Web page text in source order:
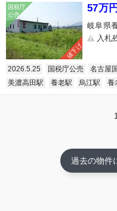
値下げ
57万
岐阜県
入札
2026.5.25 国税庁公売 名古屋
美濃高田駅
養老駅 烏江駅 養
過去の物件